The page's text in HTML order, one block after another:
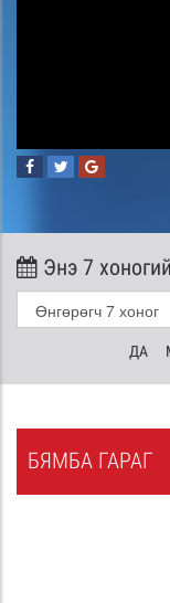
Энэ 7
ДА
БЯМБА ГАРАГ